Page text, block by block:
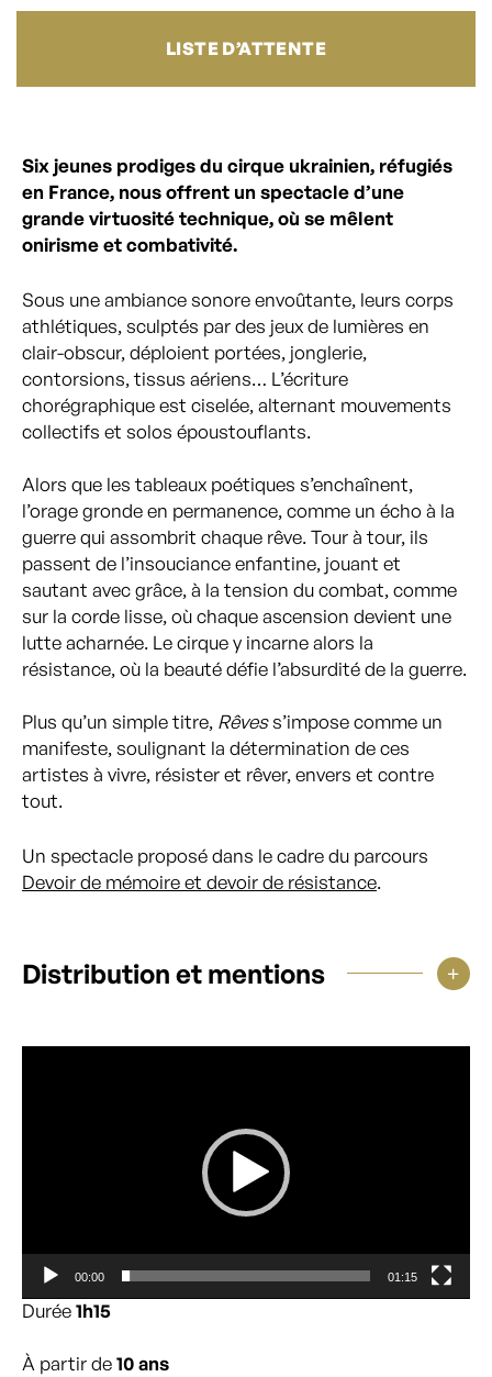
LISTE D’ATTENTE
Six jeunes prodiges du cirque ukrainien, réfugiés
en France, nous offrent un spectacle d’une
grande virtuosité technique, où se mêlent
onirisme et combativité.
Sous une ambiance sonore envoûtante, leurs corps
athlétiques, sculptés par des jeux de lumières en
clair-obscur, déploient portées, jonglerie,
contorsions, tissus aériens… L’écriture
chorégraphique est ciselée, alternant mouvements
collectifs et solos époustouflants.
Alors que les tableaux poétiques s’enchaînent,
l’orage gronde en permanence, comme un écho à la
guerre qui assombrit chaque rêve. Tour à tour, ils
passent de l’insouciance enfantine, jouant et
sautant avec grâce, à la tension du combat, comme
sur la corde lisse, où chaque ascension devient une
lutte acharnée. Le cirque y incarne alors la
résistance, où la beauté défie l’absurdité de la guerre.
Plus qu’un simple titre, Rêvess’impose comme un
manifeste, soulignant la détermination de ces
artistes à vivre, résister et rêver, envers et contre
tout.
Un spectacle proposé dans le cadre du parcours
Devoir de mémoire et devoir de résistance.
Distribution et mentions
00:00 01:15
Durée1h15
À partir de10 ans